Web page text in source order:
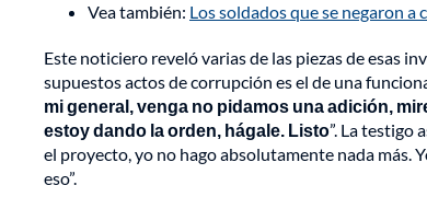
Vea también: Los soldados que se negaron
Este noticiero reveló varias de las piezas de esas
supuestos actos de corrupción es el de una
mi general, venga no pidamos una adición,
estoy dando la orden, hágale. Listo”. La testigo
el proyecto, yo no hago absolutamente nada más.
eso”.